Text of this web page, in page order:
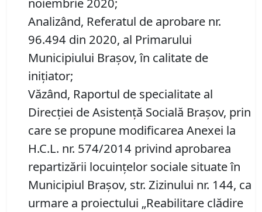
Analizând, Referatul de aprobare nr.
96.494 din 2020, al Primarului
Municipiului Braşov, în calitate de
iniţiator;
Văzând, Raportul de specialitate al
Direcției de Asistență Socială Brașov, prin
care se propune modificarea Anexei la
H.C.L. nr. 574/2014 privind aprobarea
repartizării locuinţelor sociale situate în
Municipiul Braşov, str. Zizinului nr. 144, ca
urmare a proiectului „Reabilitare clădire